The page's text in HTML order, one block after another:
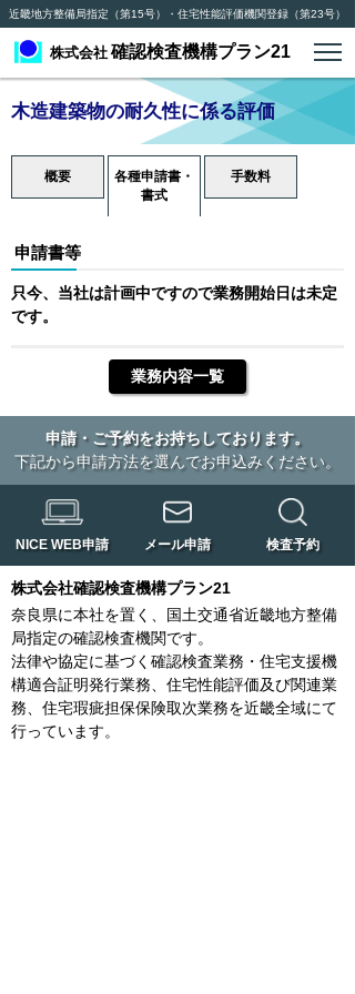
株式会社 確認検査機構プラン21
近畿地方整備局指定（第15号）・住宅性能評価機関登録（第23号）
木造建築物の耐久性に係る評価
概要
各種申請書・
書式
手数料
申請書等
只今、当社は計画中ですので業務開始日は未定
です。
業務内容一覧
申請・ご予約をお持ちしております。
下記から申請方法を選んでお申込みください。
NICE WEB申請 メール申請 検査予約
株式会社確認検査機構プラン21
奈良県に本社を置く、国土交通省近畿地方整備
局指定の確認検査機関です。
法律や協定に基づく確認検査業務・住宅支援機
構適合証明発行業務、住宅性能評価及び関連業
務、住宅瑕疵担保保険取次業務を近畿全域にて
行っています。